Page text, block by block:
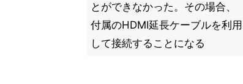
とができなかった。その場合、
付属のHDMI延長ケーブルを利用
して接続することになる